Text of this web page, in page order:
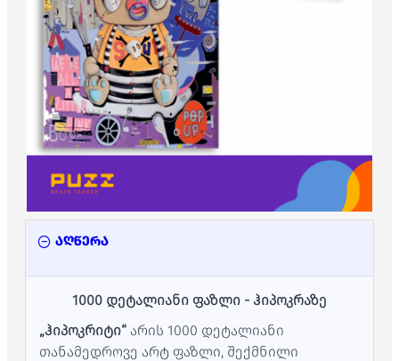
აღწერა
1000 დეტალიანი ფაზლი - ჰიპოკრაზე
„ჰიპოკრიტი“ არის 1000 დეტალიანი
თანამედროვე არტ ფაზლი, შექმნილი